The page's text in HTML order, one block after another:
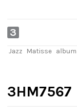
3
Jazz Matisse album
3HM7567